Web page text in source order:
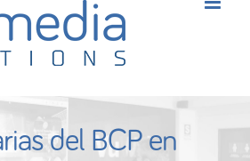
del BCP en